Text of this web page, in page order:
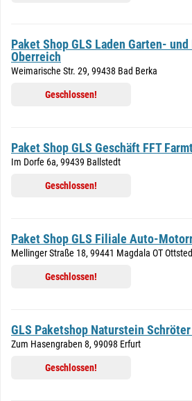
Paket Shop GLS Laden Garten-
Oberreich
Weimarische Str. 29, 99438 Bad Berka
Geschlossen!
Paket Shop GLS Geschäft FFT
Im Dorfe 6a, 99439 Ballstedt
Geschlossen!
Paket Shop GLS Filiale Auto-
Mellinger Straße 18, 99441 Magdala OT
Geschlossen!
GLS Paketshop Naturstein Schröter
Zum Hasengraben 8, 99098 Erfurt
Geschlossen!